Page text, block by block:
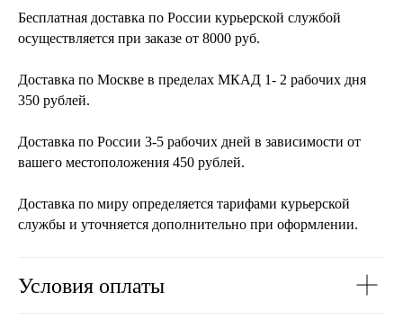
Бесплатная доставка по России курьерской службой
осуществляется при заказе от 8000 руб.
Доставка по Москве в пределах МКАД 1- 2 рабочих дня
350 рублей.
Доставка по России 3-5 рабочих дней в зависимости от
вашего местоположения 450 рублей.
Доставка по миру определяется тарифами курьерской
службы и уточняется дополнительно при оформлении.
Условия оплаты